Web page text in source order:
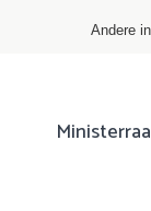
Andere